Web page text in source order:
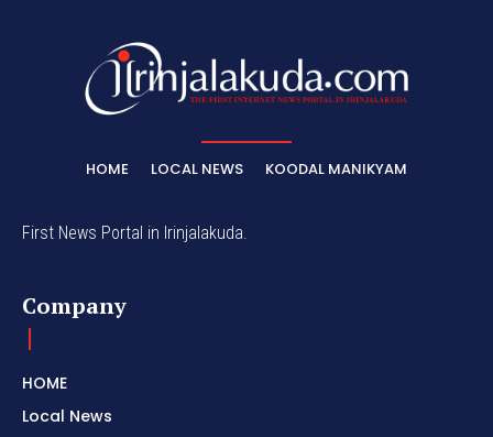
HOME LOCAL NEWS KOODAL MANIKYAM
First News Portal in Irinjalakuda.
Company
HOME
Local News